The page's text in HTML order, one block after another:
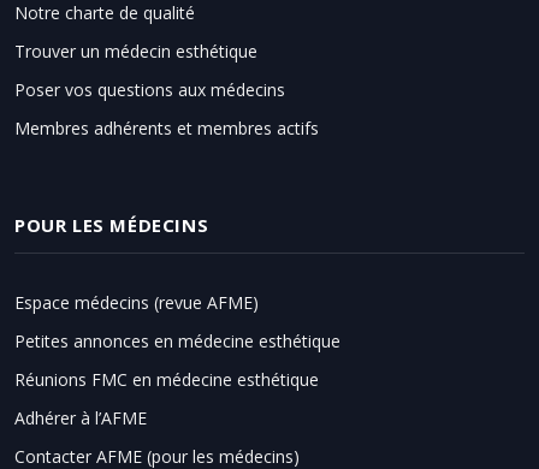
Notre charte de qualité
Trouver un médecin esthétique
Poser vos questions aux médecins
Membres adhérents et membres actifs
POUR LES MÉDECINS
Espace médecins (revue AFME)
Petites annonces en médecine esthétique
Réunions FMC en médecine esthétique
Adhérer à l’AFME
Contacter AFME (pour les médecins)